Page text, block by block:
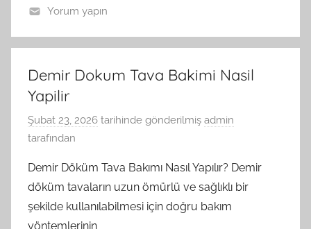
Yorum yapın
Demir Dokum Tava Bakimi Nasil
Yapilir
Şubat 23, 2026 tarihinde gönderilmiş admin
tarafından
Demir Döküm Tava Bakımı Nasıl Yapılır? Demir
döküm tavaların uzun ömürlü ve sağlıklı bir
şekilde kullanılabilmesi için doğru bakım
yöntemlerinin